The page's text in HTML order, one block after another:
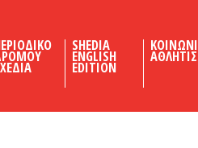
SHEDIA
ENGLISH
EDITION